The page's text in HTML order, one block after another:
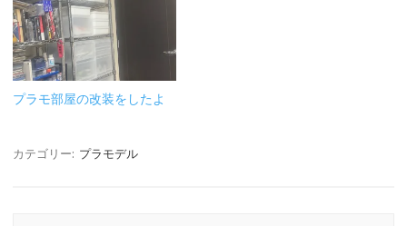
プラモ部屋の改装をしたよ
カテゴリー: プラモデル